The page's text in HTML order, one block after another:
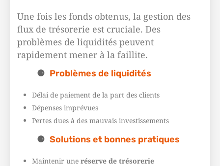
Une fois les fonds obtenus, la gestion des
flux de trésorerie est cruciale. Des
problèmes de liquidités peuvent
rapidement mener à la faillite.
Problèmes de liquidités
Délai de paiement de la part des clients
Dépenses imprévues
Pertes dues à des mauvais investissements
Solutions et bonnes pratiques
Maintenir une réserve de trésorerie